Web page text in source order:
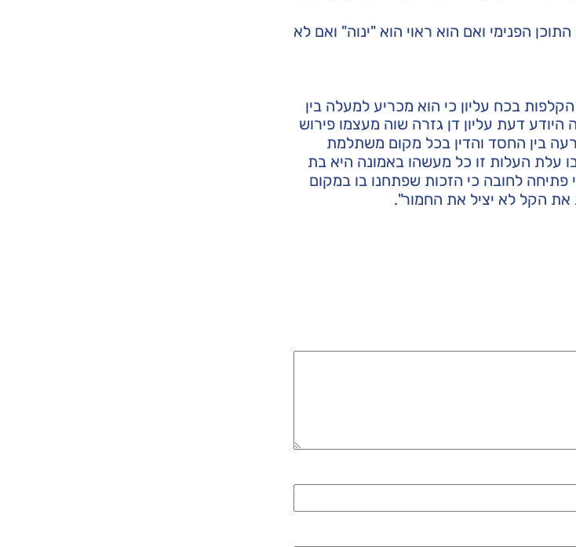
הפנימי ואם הוא ראוי הוא "ינוה" ואם לא
בכח עליון כי הוא מכריע למעלה בין
דעת עליון דן גזרה שוה מעצמו פירוש
בין החסד והדין בכל מקום משתלמת
עלת העלות זו כל מעשהו באמונה היא בת
פתיחה לחובה כי הזכות שפתחנו בו במקום
את הקל לא יציל את החמור".